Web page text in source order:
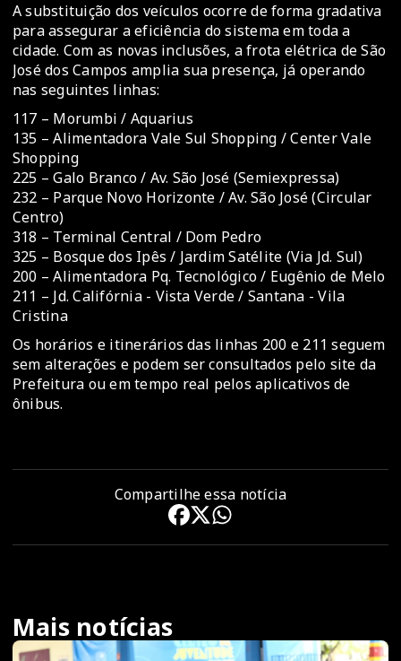
A substituição dos veículos ocorre de forma gradativa
para assegurar a eficiência do sistema em toda a
cidade. Com as novas inclusões, a frota elétrica de São
José dos Campos amplia sua presença, já operando
nas seguintes linhas:
117 – Morumbi / Aquarius
135 – Alimentadora Vale Sul Shopping / Center Vale
Shopping
225 – Galo Branco / Av. São José (Semiexpressa)
232 – Parque Novo Horizonte / Av. São José (Circular
Centro)
318 – Terminal Central / Dom Pedro
325 – Bosque dos Ipês / Jardim Satélite (Via Jd. Sul)
200 – Alimentadora Pq. Tecnológico / Eugênio de Melo
211 – Jd. Califórnia - Vista Verde / Santana - Vila
Cristina
Os horários e itinerários das linhas 200 e 211 seguem
sem alterações e podem ser consultados pelo site da
Prefeitura ou em tempo real pelos aplicativos de
ônibus.
Compartilhe essa notícia
Mais notícias